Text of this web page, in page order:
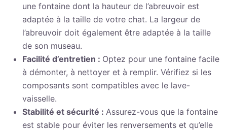
une fontaine dont la hauteur de l’abreuvoir est
adaptée à la taille de votre chat. La largeur de
l’abreuvoir doit également être adaptée à la taille
de son museau.
Facilité d’entretien : Optez pour une fontaine facile
à démonter, à nettoyer et à remplir. Vérifiez si les
composants sont compatibles avec le lave-
vaisselle.
Stabilité et sécurité : Assurez-vous que la fontaine
est stable pour éviter les renversements et qu’elle